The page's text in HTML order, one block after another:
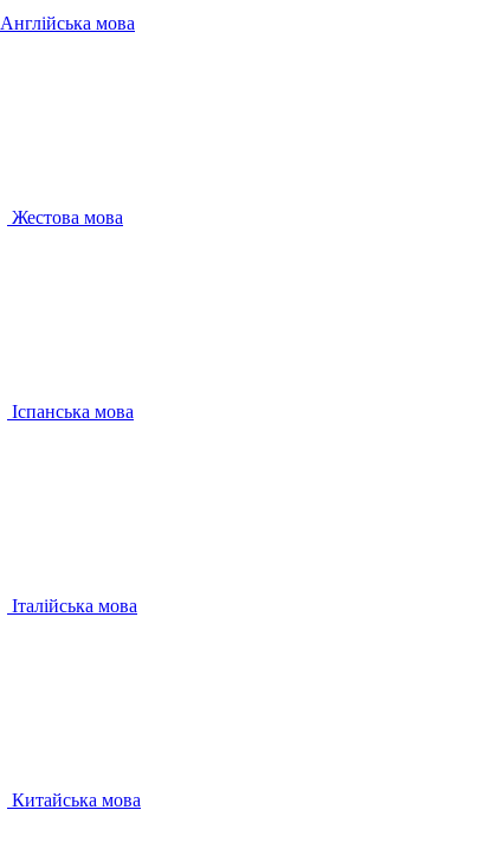
Англійська мова
Жестова мова
Іспанська мова
Італійська мова
Китайська мова